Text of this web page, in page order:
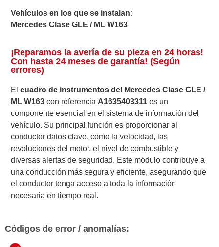
Vehículos en los que se instalan:
Mercedes Clase GLE / ML W163
¡Reparamos la avería de su pieza en 24 horas!
Con hasta 24 meses de garantía! (Según
errores)
Elcuadro de instrumentos del Mercedes Clase GLE /
ML W163con referencia A1635403311 es un
componente esencial en el sistema de información del
vehículo. Su principal función es proporcionar al
conductor datos clave, como la velocidad, las
revoluciones del motor, el nivel de combustible y
diversas alertas de seguridad. Este módulo contribuye a
una conducción más segura y eficiente, asegurando que
el conductor tenga acceso a toda la información
necesaria en tiempo real.
Códigos de error / anomalías: